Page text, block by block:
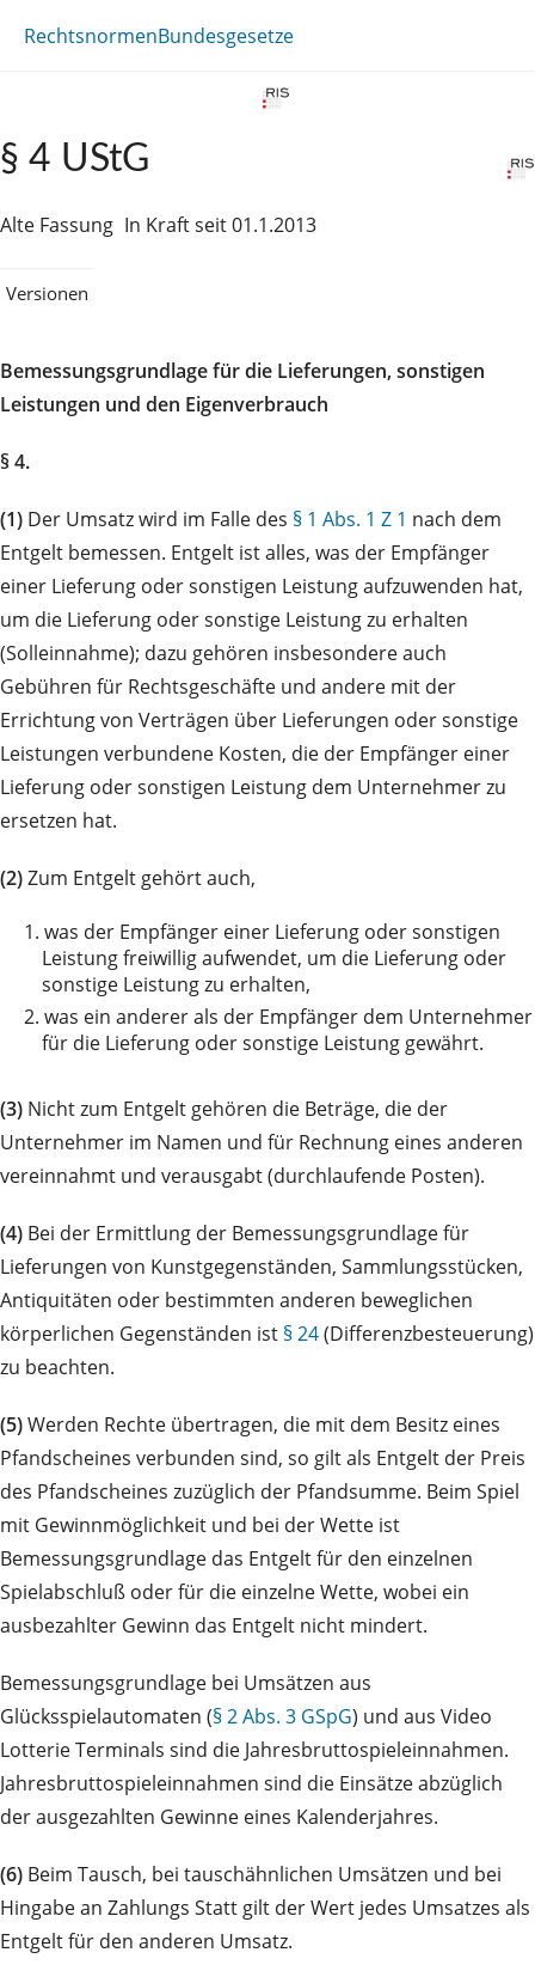
RechtsnormenBundesgesetze
§ 4 UStG
Alte Fassung In Kraft seit 01.1.2013
Versionen
Bemessungsgrundlage für die Lieferungen, sonstigen
Leistungen und den Eigenverbrauch
§ 4.
(1) Der Umsatz wird im Falle des § 1 Abs. 1 Z 1 nach dem
Entgelt bemessen. Entgelt ist alles, was der Empfänger
einer Lieferung oder sonstigen Leistung aufzuwenden hat,
um die Lieferung oder sonstige Leistung zu erhalten
(Solleinnahme); dazu gehören insbesondere auch
Gebühren für Rechtsgeschäfte und andere mit der
Errichtung von Verträgen über Lieferungen oder sonstige
Leistungen verbundene Kosten, die der Empfänger einer
Lieferung oder sonstigen Leistung dem Unternehmer zu
ersetzen hat.
(2)Zum Entgelt gehört auch,
1. was der Empfänger einer Lieferung oder sonstigen
Leistung freiwillig aufwendet, um die Lieferung oder
sonstige Leistung zu erhalten,
2. was ein anderer als der Empfänger dem Unternehmer
für die Lieferung oder sonstige Leistung gewährt.
(3) Nicht zum Entgelt gehören die Beträge, die der
Unternehmer im Namen und für Rechnung eines anderen
vereinnahmt und verausgabt (durchlaufende Posten).
(4) Bei der Ermittlung der Bemessungsgrundlage für
Lieferungen von Kunstgegenständen, Sammlungsstücken,
Antiquitäten oder bestimmten anderen beweglichen
körperlichen Gegenständen ist § 24(Differenzbesteuerung)
zu beachten.
(5)Werden Rechte übertragen, die mit dem Besitz eines
Pfandscheines verbunden sind, so gilt als Entgelt der Preis
des Pfandscheines zuzüglich der Pfandsumme. Beim Spiel
mit Gewinnmöglichkeit und bei der Wette ist
Bemessungsgrundlage das Entgelt für den einzelnen
Spielabschluß oder für die einzelne Wette, wobei ein
ausbezahlter Gewinn das Entgelt nicht mindert.
Bemessungsgrundlage bei Umsätzen aus
Glücksspielautomaten (§ 2 Abs. 3 GSpG) und aus Video
Lotterie Terminals sind die Jahresbruttospieleinnahmen.
Jahresbruttospieleinnahmen sind die Einsätze abzüglich
der ausgezahlten Gewinne eines Kalenderjahres.
(6) Beim Tausch, bei tauschähnlichen Umsätzen und bei
Hingabe an Zahlungs Statt gilt der Wert jedes Umsatzes als
Entgelt für den anderen Umsatz.